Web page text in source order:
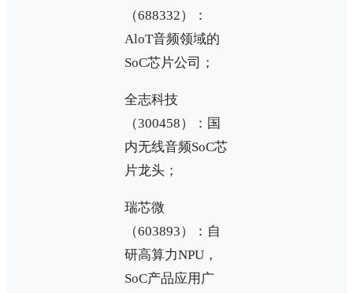
（688332）：
AloT音频领域的
SoC芯片公司；
全志科技
（300458）：国
内无线音频SoC芯
片龙头；
瑞芯微
（603893）：自
研高算力NPU，
SoC产品应用广